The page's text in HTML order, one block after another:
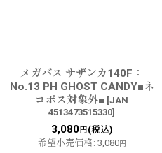
メガバス サザンカ140F：
No.13 PH GHOST CANDY■ネ
コポス対象外■ [JAN
4513473515330]
3,080円(税込)
希望小売価格: 3,080円